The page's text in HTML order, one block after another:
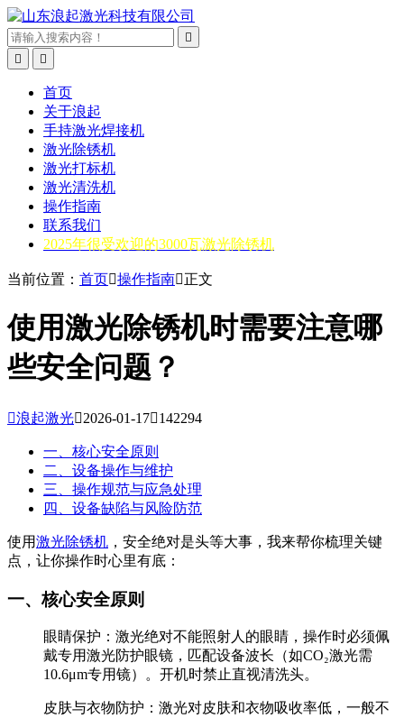



首页
关于浪起
手持激光焊接机
激光除锈机
激光打标机
激光清洗机
操作指南
联系我们
2025年很受欢迎的3000瓦激光除锈机
当前位置： 首页操作指南正文
使用激光除锈机时需要注意哪
些安全问题？
浪起激光2026-01-17142294
一、核心安全原则
二、设备操作与维护
三、操作规范与应急处理
四、设备缺陷与风险防范
使用激光除锈机 ，安全绝对是头等大事，我来帮你梳理关键
点，让你操作时心里有底：
一、核心安全原则
‌眼睛保护‌：激光绝对不能照射人的眼睛，操作时必须佩
戴‌专用激光防护眼镜‌，匹配设备波长（如CO₂激光需
10.6μm专用镜）。开机时禁止直视清洗头。
‌皮肤与衣物防护‌：激光对皮肤和衣物吸收率低，一般不